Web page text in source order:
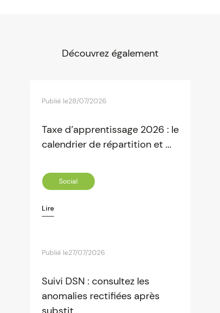
Découvrez également
Publié le28/07/2026
Taxe d’apprentissage 2026 : le
calendrier de répartition et ...
Social
Lire
Publié le27/07/2026
Suivi DSN : consultez les
anomalies rectifiées après